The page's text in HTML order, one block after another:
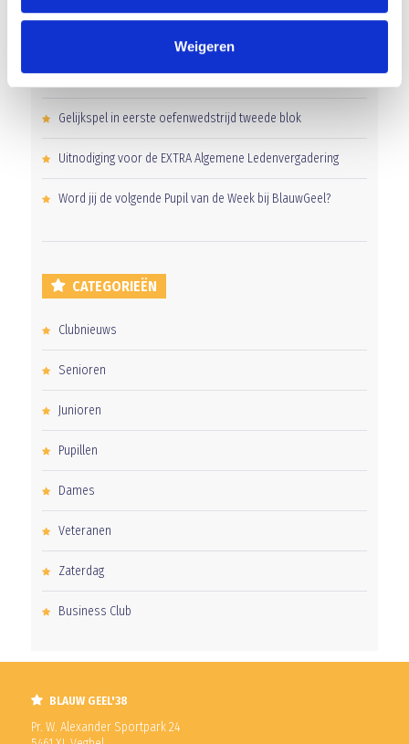
Weigeren
Groot onderhoud op ons sportpark
Overwinning op Mierlo Hout
Gelijkspel in eerste oefenwedstrijd tweede blok
Uitnodiging voor de EXTRA Algemene Ledenvergadering
Word jij de volgende Pupil van de Week bij BlauwGeel?
CATEGORIEËN
Clubnieuws
Senioren
Junioren
Pupillen
Dames
Veteranen
Zaterdag
Business Club
BLAUW GEEL'38
Pr. W. Alexander Sportpark 24